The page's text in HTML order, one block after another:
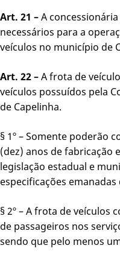
Art. 21 –A
necessários para a
veículos no município de
Art. 22 –A frota de
veículos possuídos pela
de Capelinha.
§ 1º – Somente poderão
(dez) anos de fabricação
legislação estadual e
especificações
§ 2º – A frota de
de passageiros nos
sendo que pelo menos